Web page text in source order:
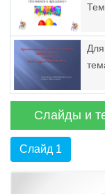
Слайды и
Слайд 1